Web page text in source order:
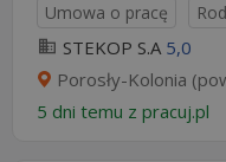
Umowa o pracę
STEKOP S.A 5,0
Porosły-Kolonia
5 dni temu z pracuj.pl